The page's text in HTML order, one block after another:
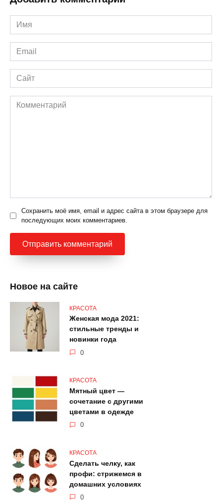
Имя
*
Email
*
Сайт
Комментарий
Сохранить моё имя, email и адрес сайта в этом браузере для
последующих моих комментариев.
Новое на сайте
КРАСОТА
Женская мода 2021:
стильные тренды и
новинки года
0
КРАСОТА
Мятный цвет —
сочетание с другими
цветами в одежде
0
КРАСОТА
Сделать челку, как
профи: стрижемся в
домашних условиях
0